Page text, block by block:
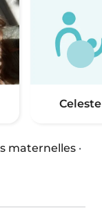
Celeste
maternelles ·